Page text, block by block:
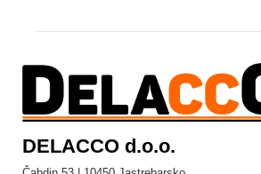
DELACCO d.o.o.